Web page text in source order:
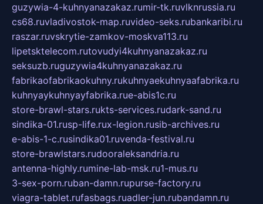
guzywia-4-kuhnyanazakaz.rumir-tk.ruvlknrussia.ru
cs68.ruvladivostok-map.ruvideo-seks.rubankaribi.ru
raszar.ruvskrytie-zamkov-moskva113.ru
lipetsktelecom.rutovudyi4kuhnyanazakaz.ru
seksuzb.ruguzywia4kuhnyanazakaz.ru
fabrikaofabrikaokuhny.rukuhnyaekuhnyaafabrika.ru
kuhnyaykuhnyayfabrika.rue-abis1c.ru
store-brawl-stars.rukts-services.rudark-sand.ru
sindika-01.rusp-life.rux-legion.rusib-archives.ru
e-abis-1-c.rusindika01.ruvenda-festival.ru
store-brawlstars.rudooraleksandria.ru
antenna-highly.rumine-lab-msk.ru1-mus.ru
3-sex-porn.ruban-damn.rupurse-factory.ru
viagra-tablet.rufasbags.ruadler-jun.rubandamn.ru